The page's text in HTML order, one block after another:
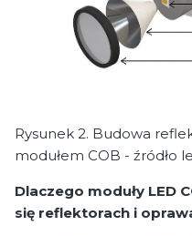
Rysunek 2. Budowa
modułem COB - źródło
Dlaczego moduły LED
się reflektorach i